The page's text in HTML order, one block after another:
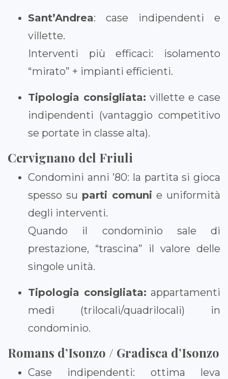
Sant’Andrea: case indipendenti e
villette.
Interventi più efficaci: isolamento
“mirato” + impianti efficienti.
Tipologia consigliata: villette e case
indipendenti (vantaggio competitivo
se portate in classe alta).
Cervignano del Friuli
Condomini anni ’80: la partita si gioca
spesso su parti comuni e uniformità
degli interventi.
Quando il condominio sale di
prestazione, “trascina” il valore delle
singole unità.
Tipologia consigliata: appartamenti
medi (trilocali/quadrilocali) in
condominio.
Romans d’Isonzo / Gradisca d’Isonzo
Case indipendenti: ottima leva